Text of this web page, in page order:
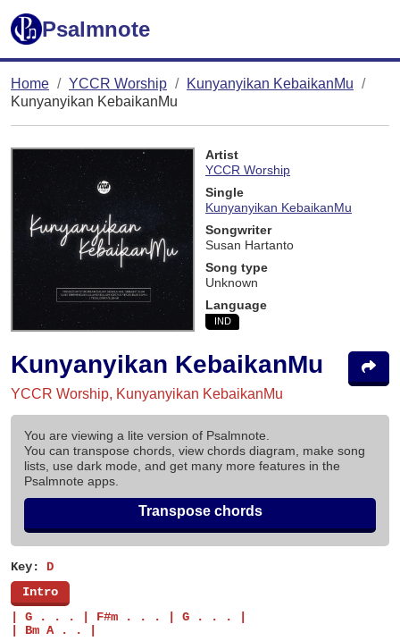
Psalmnote
Home YCCR Worship
Kunyanyikan KebaikanMu
Kunyanyikan KebaikanMu
Artist
YCCR Worship
Single
Kunyanyikan KebaikanMu
Songwriter
Susan Hartanto
Song type
Unknown
Language
IND
Kunyanyikan KebaikanMu
YCCR Worship, Kunyanyikan KebaikanMu
You are viewing a lite version of Psalmnote.
You can transpose chords, view chords diagram, make song
lists, use dark mode, and get many more features in the
Psalmnote apps.
Transpose chords
Key: D
Intro
| G . . . | F#m . . . | G . . . |
| Bm A . . |